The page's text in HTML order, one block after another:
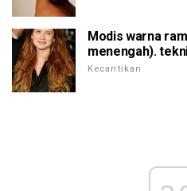
Modis warna
menengah).
Kecantikan